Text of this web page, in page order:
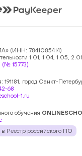
(ИНН: 7841085414)
1.01, 1.04, 1.05,
(№ 15773)
191181, город Санкт-
68
1.ru
обучения
Реестр российского ПО